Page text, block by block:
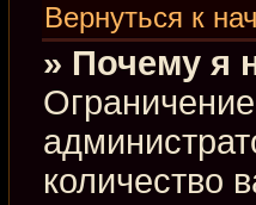
Вернуться к
» Почему я
количество